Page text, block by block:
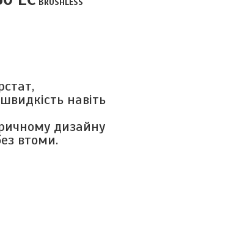
навіть
дизайну
втоми.